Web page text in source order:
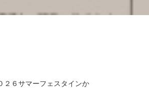
２６サマーフェスタインか